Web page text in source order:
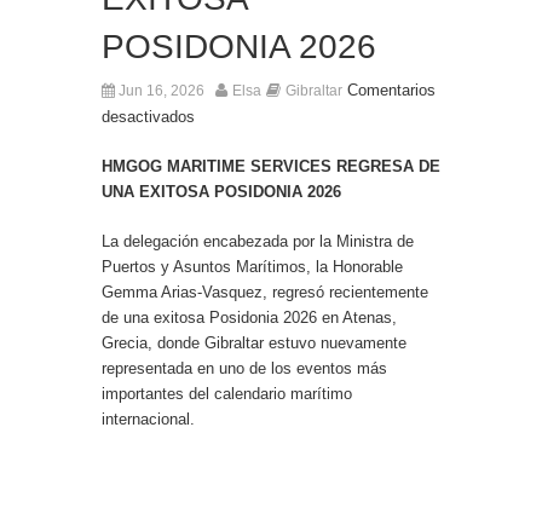
POSIDONIA 2026
Jun 16, 2026 Elsa Gibraltar Comentarios
desactivados
HMGOG MARITIME SERVICES REGRESA DE
UNA EXITOSA POSIDONIA 2026
La delegación encabezada por la Ministra de
Puertos y Asuntos Marítimos, la Honorable
Gemma Arias-Vasquez, regresó recientemente
de una exitosa Posidonia 2026 en Atenas,
Grecia, donde Gibraltar estuvo nuevamente
representada en uno de los eventos más
importantes del calendario marítimo
internacional.